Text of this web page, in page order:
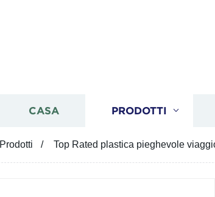
CASA PRODOTTI
Prodotti Top Rated plastica pieghevole